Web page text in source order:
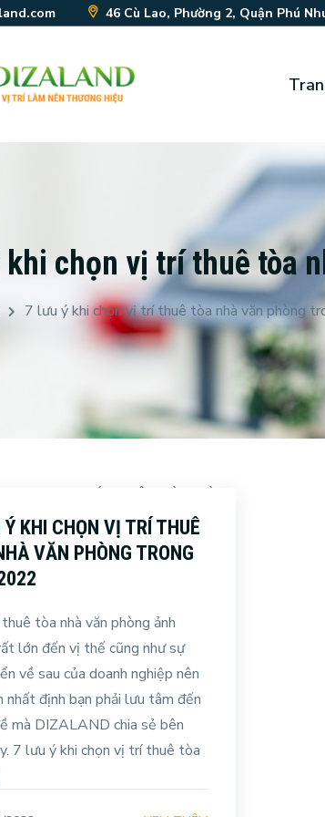
46 Cù Lao, Phường 2, Quận Phú
chọn vị trí thuê tòa
7 lưu ý khi chọn vị trí thuê tòa nhà văn phòng
Ý KHI CHỌN VỊ TRÍ THUÊ
VĂN PHÒNG TRONG
tòa nhà văn phòng ảnh
lớn đến vị thế cũng như sự
về sau của doanh nghiệp nên
nhất định bạn phải lưu tâm đến
mà DIZALAND chia sẻ bên
7 lưu ý khi chọn vị trí thuê tòa